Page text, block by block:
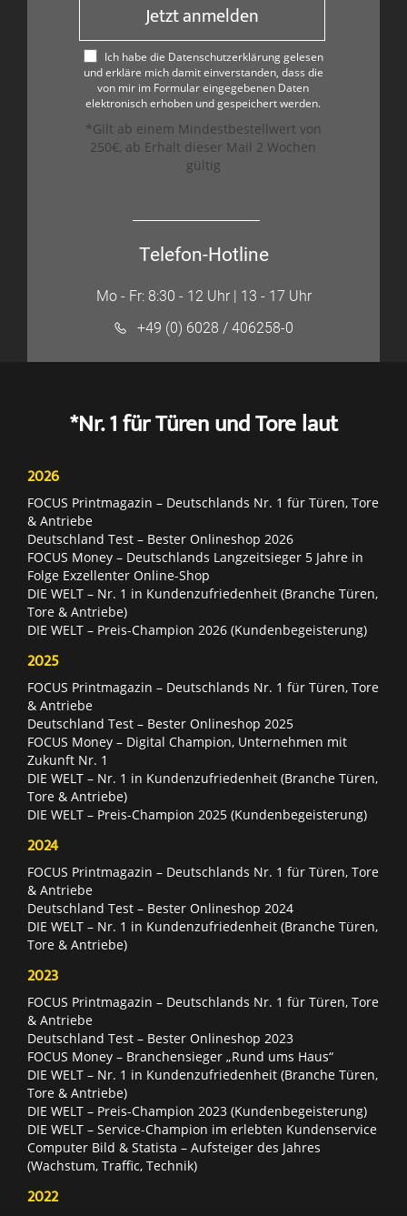
Jetzt anmelden
Ich habe die Datenschutzerklärung gelesen
und erkläre mich damit einverstanden, dass die
von mir im Formular eingegebenen Daten
elektronisch erhoben und gespeichert werden.
*Gilt ab einem Mindestbestellwert von
250€, ab Erhalt dieser Mail 2 Wochen
gültig
Telefon-Hotline
Mo - Fr: 8:30 - 12 Uhr | 13 - 17 Uhr
+49 (0) 6028 / 406258-0
*Nr. 1 für Türen und Tore laut
2026
FOCUS Printmagazin – Deutschlands Nr. 1 für Türen, Tore
& Antriebe
Deutschland Test – Bester Onlineshop 2026
FOCUS Money – Deutschlands Langzeitsieger 5 Jahre in
Folge Exzellenter Online-Shop
DIE WELT – Nr. 1 in Kundenzufriedenheit (Branche Türen,
Tore & Antriebe)
DIE WELT – Preis-Champion 2026 (Kundenbegeisterung)
2025
FOCUS Printmagazin – Deutschlands Nr. 1 für Türen, Tore
& Antriebe
Deutschland Test – Bester Onlineshop 2025
FOCUS Money – Digital Champion, Unternehmen mit
Zukunft Nr. 1
DIE WELT – Nr. 1 in Kundenzufriedenheit (Branche Türen,
Tore & Antriebe)
DIE WELT – Preis-Champion 2025 (Kundenbegeisterung)
2024
FOCUS Printmagazin – Deutschlands Nr. 1 für Türen, Tore
& Antriebe
Deutschland Test – Bester Onlineshop 2024
DIE WELT – Nr. 1 in Kundenzufriedenheit (Branche Türen,
Tore & Antriebe)
2023
FOCUS Printmagazin – Deutschlands Nr. 1 für Türen, Tore
& Antriebe
Deutschland Test – Bester Onlineshop 2023
FOCUS Money – Branchensieger „Rund ums Haus“
DIE WELT – Nr. 1 in Kundenzufriedenheit (Branche Türen,
Tore & Antriebe)
DIE WELT – Preis-Champion 2023 (Kundenbegeisterung)
DIE WELT – Service-Champion im erlebten Kundenservice
Computer Bild & Statista – Aufsteiger des Jahres
(Wachstum, Traffic, Technik)
2022